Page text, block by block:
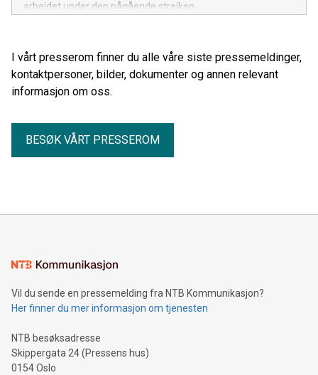
arbeidet under den pågående streiken.
I vårt presserom finner du alle våre siste pressemeldinger,
kontaktpersoner, bilder, dokumenter og annen relevant
informasjon om oss.
BESØK VÅRT PRESSEROM
Vil du sende en pressemelding fra NTB Kommunikasjon?
Her finner du mer informasjon om tjenesten
NTB besøksadresse
Skippergata 24 (Pressens hus)
0154 Oslo